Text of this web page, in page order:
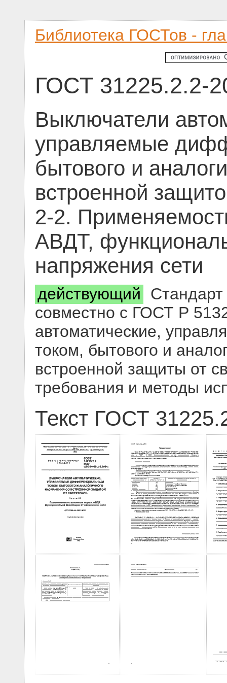
Библиотека ГОСТов -
ГОСТ 31225.2.2-
Выключатели
управляемые
бытового и
встроенной
2-2.
АВДТ,
напряжения сети
действующий
Стандарт
совместно с ГОСТ Р
автоматические,
током, бытового и
встроенной защиты от
требования и методы
Текст ГОСТ